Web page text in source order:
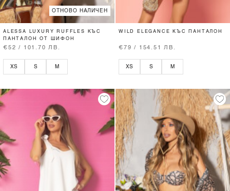
ОТНОВО НАЛИЧЕН
ALESSA LUXURY RUFFLES КЪС
ПАНТАЛОН ОТ ШИФОН
€52 / 101.70 ЛВ.
XS S M
WILD ELEGANCE КЪС ПАНТАЛОН
€79 / 154.51 ЛВ.
XS S M